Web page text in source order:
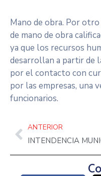
Mano de obra. Por
de mano de obra
ya que los recursos
desarrollan a partir de
por el contacto con
por las empresas, una
funcionarios.
ANTERIOR